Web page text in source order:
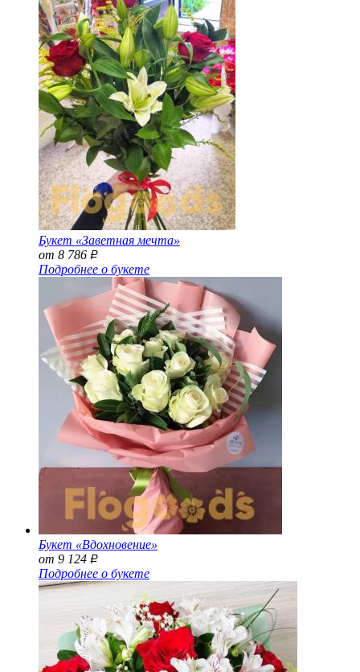
Букет «Заветная мечта»
от 8 786 Р
Подробнее о букете
Букет «Вдохновение»
от 9 124 Р
Подробнее о букете